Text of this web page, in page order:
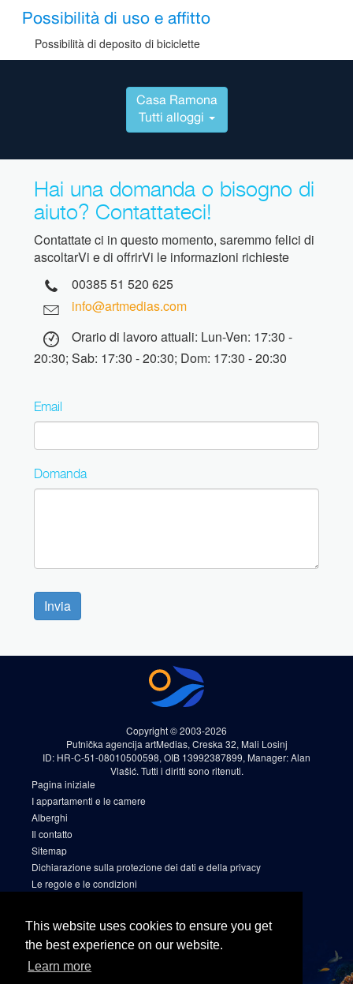
This website uses cookies to ensure you get
the best experience on our website.
Learn more
Possibilità di uso e affitto
Possibilità di deposito di biciclette
Casa Ramona
Tutti alloggi
Hai una domanda o bisogno di
aiuto? Contattateci!
Contattate ci in questo momento, saremmo felici di
ascoltarVi e di offrirVi le informazioni richieste
00385 51 520 625
info@artmedias.com
Orario di lavoro attuali: Lun-Ven: 17:30 -
20:30; Sab: 17:30 - 20:30; Dom: 17:30 - 20:30
Email
Domanda
Invia
Copyright © 2003-2026
Putnička agencija artMedias, Creska 32, Mali Losinj
ID: HR-C-51-08010500598, OIB 13992387899, Manager: Alan
Vlašić. Tutti i diritti sono ritenuti.
Pagina iniziale
I appartamenti e le camere
Alberghi
Il contatto
Sitemap
Dichiarazione sulla protezione dei dati e della privacy
Le regole e le condizioni
Facebook
Instagram